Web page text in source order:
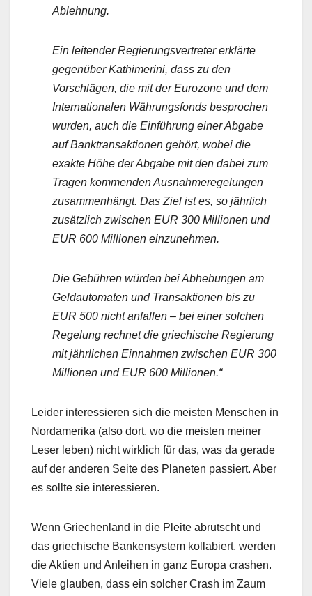
Ablehnung.
Ein leitender Regierungsvertreter erklärte
gegenüber Kathimerini, dass zu den
Vorschlägen, die mit der Eurozone und dem
Internationalen Währungsfonds besprochen
wurden, auch die Einführung einer Abgabe
auf Banktransaktionen gehört, wobei die
exakte Höhe der Abgabe mit den dabei zum
Tragen kommenden Ausnahmeregelungen
zusammenhängt. Das Ziel ist es, so jährlich
zusätzlich zwischen EUR 300 Millionen und
EUR 600 Millionen einzunehmen.
Die Gebühren würden bei Abhebungen am
Geldautomaten und Transaktionen bis zu
EUR 500 nicht anfallen – bei einer solchen
Regelung rechnet die griechische Regierung
mit jährlichen Einnahmen zwischen EUR 300
Millionen und EUR 600 Millionen.“
Leider interessieren sich die meisten Menschen in
Nordamerika (also dort, wo die meisten meiner
Leser leben) nicht wirklich für das, was da gerade
auf der anderen Seite des Planeten passiert. Aber
es sollte sie interessieren.
Wenn Griechenland in die Pleite abrutscht und
das griechische Bankensystem kollabiert, werden
die Aktien und Anleihen in ganz Europa crashen.
Viele glauben, dass ein solcher Crash im Zaum